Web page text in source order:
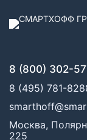
8 (800) 302-
8 (495) 781-
Москва,
225